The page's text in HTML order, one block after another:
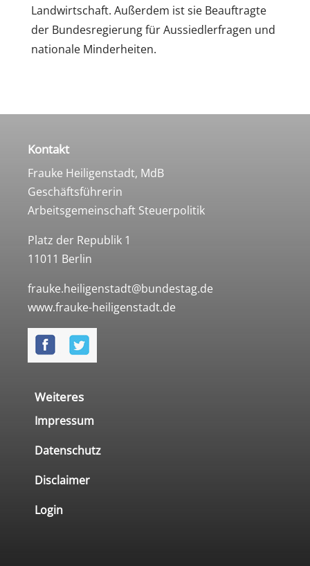
Landwirtschaft. Außerdem ist sie Beauftragte
der Bundesregierung für Aussiedlerfragen und
nationale Minderheiten.
Kontakt
Frauke Heiligenstadt, MdB
Geschäftsführerin
Arbeitsgemeinschaft Steuerpolitik
Platz der Republik 1
11011 Berlin
frauke.heiligenstadt@bundestag.de
www.frauke-heiligenstadt.de
Weiteres
Impressum
Datenschutz
Disclaimer
Login